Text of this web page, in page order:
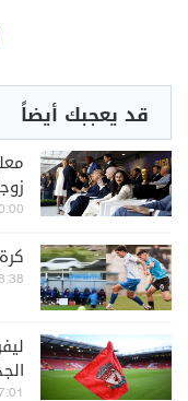
قد يعجبك أيضاً
2026-08-09
2026-08-09
08-09